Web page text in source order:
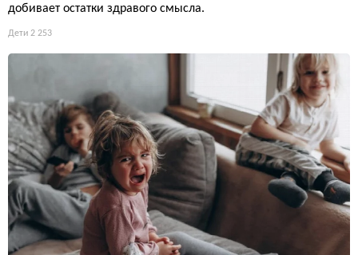
добивает остатки здравого смысла.
Дети 2 253